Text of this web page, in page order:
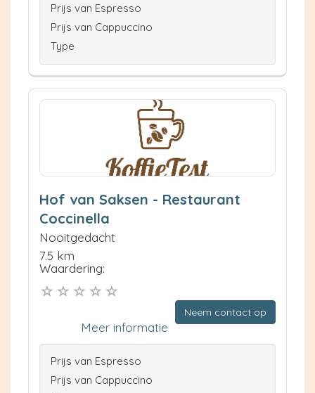
Prijs van Espresso
Prijs van Cappuccino
Type
Hof van Saksen - Restaurant
Coccinella
Nooitgedacht
7.5 km
Waardering:
Neem contact op
Meer informatie
Prijs van Espresso
Prijs van Cappuccino